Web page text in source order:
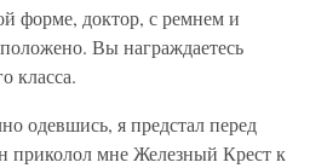
форме, доктор, с ремнем и
Вы награждаетесь
класса.
одевшись, я предстал перед
приколол мне Железный Крест к